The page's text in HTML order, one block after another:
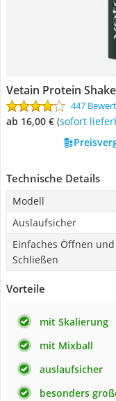
Vetain Protein
447
ab 16,00 € ( Sofort
Technische Details
Modell
Auslaufsicher
Einfaches Öffnen und
Schließen
Vorteile
mit Skalierung
mit Mixball
auslaufsicher
besonders